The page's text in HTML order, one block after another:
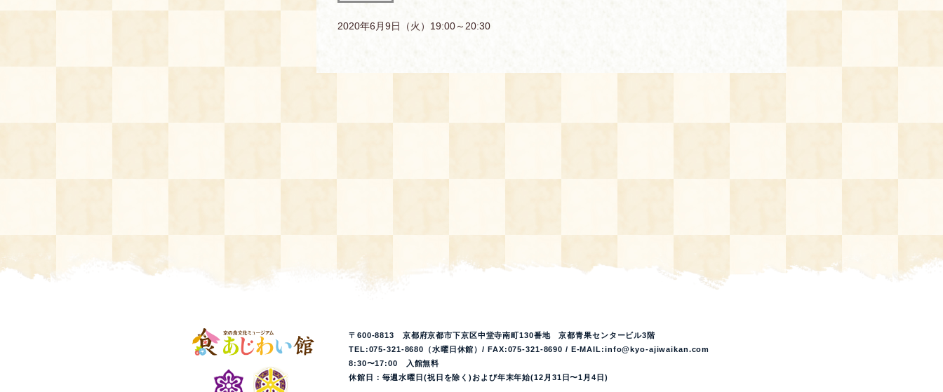
2020年6月9日（火）19:00～20:30
〒600-8813 京都府京都市下京区中堂寺南町130番地 京都青果センタービル3階
TEL:075-321-8680（水曜日休館）/ FAX:075-321-8690 / E-MAIL:info@kyo-ajiwaikan.com
8:30〜17:00 入館無料
休館日：毎週水曜日(祝日を除く)および年末年始(12月31日〜1月4日)